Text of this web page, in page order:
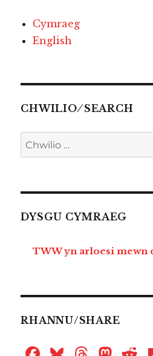
Cymraeg
English
CHWILIO ⁄ SEARCH
Chwilio
am:
DYSGU CYMRAEG
TWW yn arloesi mewn
RHANNU/SHARE